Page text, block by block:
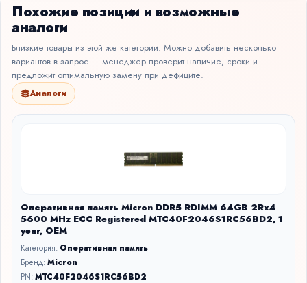
Похожие позиции и возможные
аналоги
Близкие товары из этой же категории. Можно добавить несколько
вариантов в запрос — менеджер проверит наличие, сроки и
предложит оптимальную замену при дефиците.
Аналоги
Оперативная память Micron DDR5 RDIMM 64GB 2Rx4
5600 MHz ECC Registered MTC40F2046S1RC56BD2, 1
year, OEM
Категория: Оперативная память
Бренд:Micron
PN:MTC40F2046S1RC56BD2